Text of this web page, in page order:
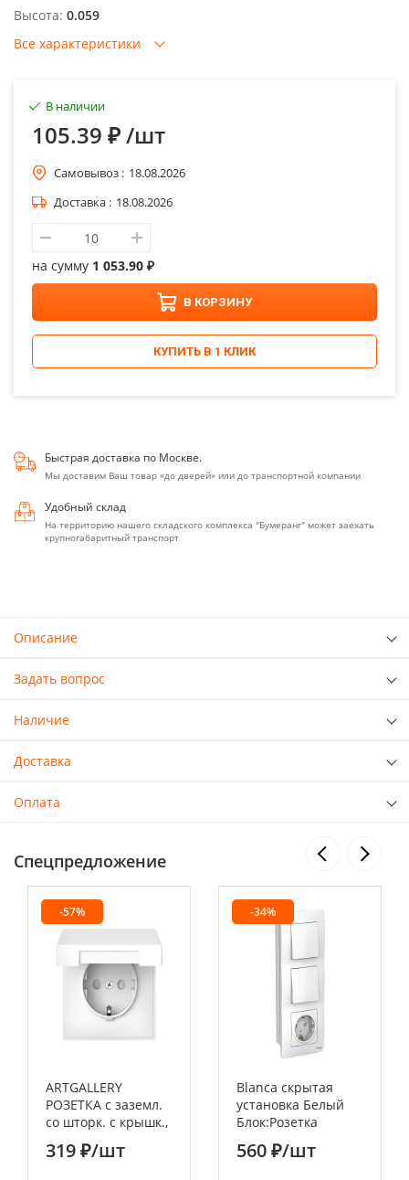
Высота: 0.059
Все характеристики
В наличии
105.39 ₽/шт
Самовывоз : 18.08.2026
Доставка : 18.08.2026
на сумму 1 053.90 ₽
В КОРЗИНУ
КУПИТЬ В 1 КЛИК
Быстрая доставка по Москве.
Мы доставим Ваш товар «до дверей» или до транспортной компании
Удобный склад
На территорию нашего складского комплекса "Бумеранг" может заехать
крупногабаритный транспорт
Описание
Задать вопрос
Наличие
Доставка
Оплата
Спецпредложение
-57%
ARTGALLERY
РОЗЕТКА с заземл.
со шторк. с крышк.,
16А, IP20, механизм,
быстрозажим.
319 ₽/шт
-34%
Blanca скрытая
установка Белый
Блок:Розетка
заземляющий
контакт шт
560 ₽/шт